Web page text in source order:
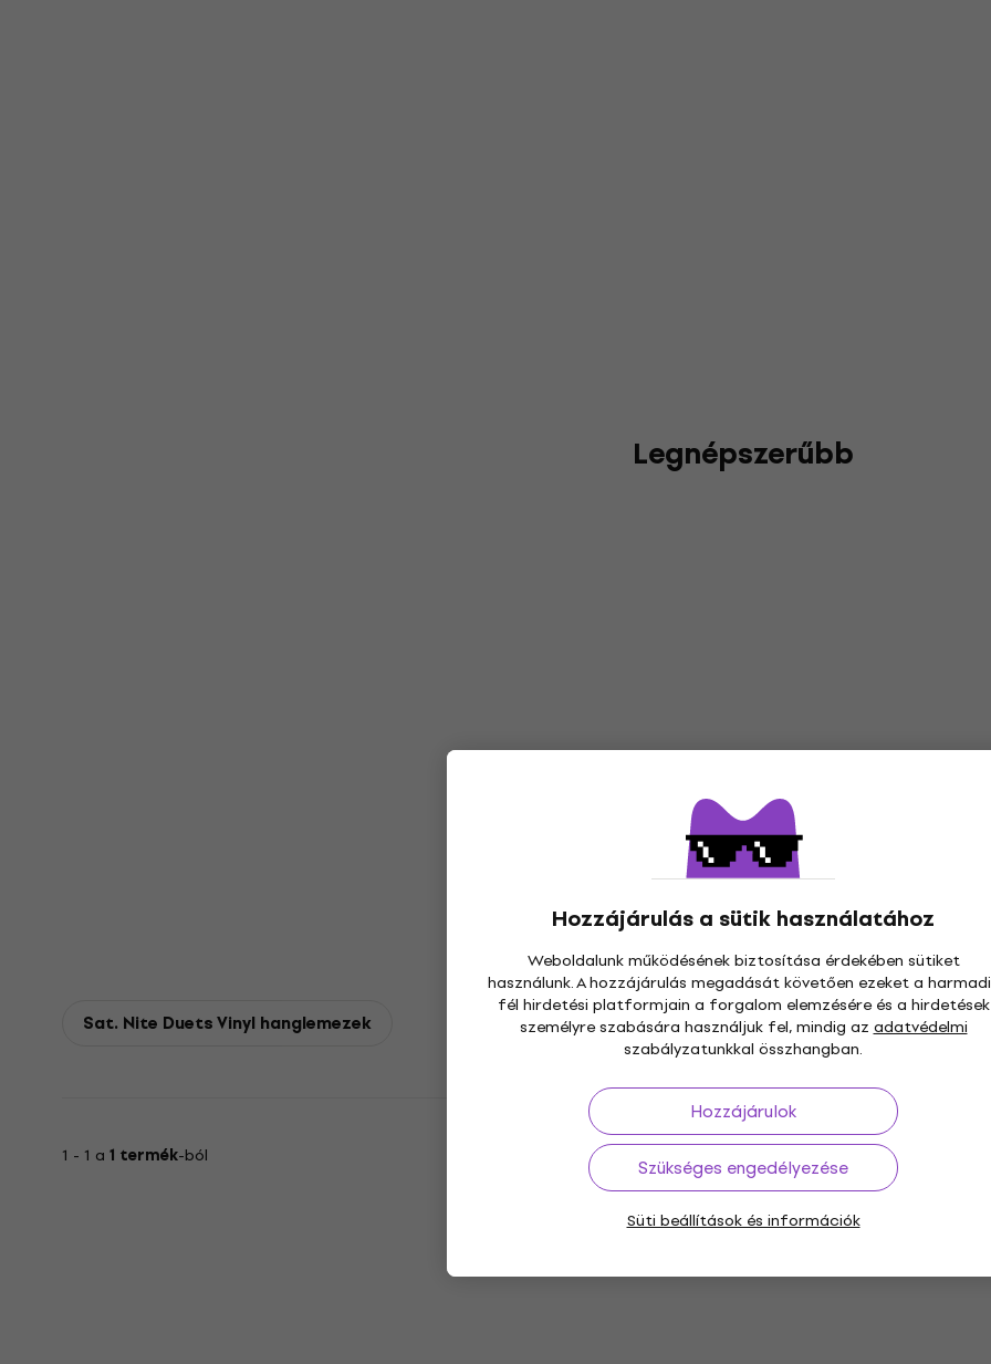
Hozzájárulás a sütik használatához
Weboldalunk működésének biztosítása érdekében sütiket
használunk. A hozzájárulás megadását követően ezeket a
fél hirdetési platformjain a forgalom elemzésére és a hirdetések
személyre szabására használjuk fel, mindig az adatvédelmi
szabályzatunkkal összhangban.
Hozzájárulok
Szükséges engedélyezése
Süti beállítások és információk
Legnépszerűbb
Sat. Nite Duets Vinyl hanglemezek
1 - 1 a 1 termék-ból